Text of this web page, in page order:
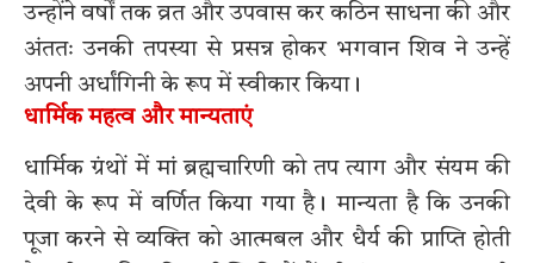
उन्होंने वर्षों तक व्रत और उपवास कर कठिन साधना की और
अंततः उनकी तपस्या से प्रसन्न होकर भगवान शिव ने उन्हें
अपनी अर्धांगिनी के रूप में स्वीकार किया।
धार्मिक महत्व और मान्यताएं
धार्मिक ग्रंथों में मां ब्रह्मचारिणी को तप त्याग और संयम की
देवी के रूप में वर्णित किया गया है। मान्यता है कि उनकी
पूजा करने से व्यक्ति को आत्मबल और धैर्य की प्राप्ति होती